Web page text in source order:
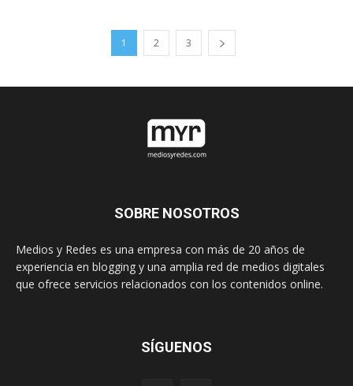
1 2 3
SOBRE NOSOTROS
Medios y Redes es una empresa con más de 20 años de
experiencia en blogging y una amplia red de medios digitales
que ofrece servicios relacionados con los contenidos online.
SÍGUENOS